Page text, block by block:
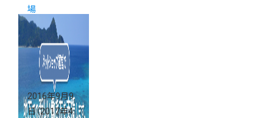
場
2016年9月9
日（2017年4